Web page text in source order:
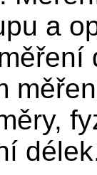
a